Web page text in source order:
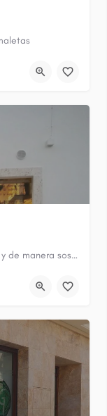
Productos de decoración hechos con el corazón y de manera sostenible.